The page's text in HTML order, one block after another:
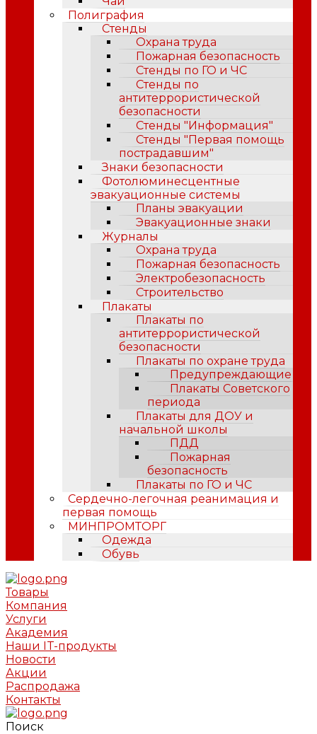
Полиграфия
Стенды
Охрана труда
Пожарная безопасность
Стенды по ГО и ЧС
Стенды по
антитеррористической
безопасности
Стенды "Информация"
Стенды "Первая помощь
пострадавшим"
Знаки безопасности
Фотолюминесцентные
эвакуационные системы
Планы эвакуации
Эвакуационные знаки
Журналы
Охрана труда
Пожарная безопасность
Электробезопасность
Строительство
Плакаты
Плакаты по
антитеррористической
безопасности
Плакаты по охране труда
Предупреждающие
Плакаты Советского
периода
Плакаты для ДОУ и
начальной школы
ПДД
Пожарная
безопасность
Плакаты по ГО и ЧС
Сердечно-легочная реанимация и
первая помощь
МИНПРОМТОРГ
Одежда
Обувь
Товары
Компания
Услуги
Академия
Наши IT-продукты
Новости
Акции
Распродажа
Контакты
Поиск